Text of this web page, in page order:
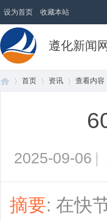
设为首页 收藏本站
遵化新闻网
首页 资讯 查看内容
2025-09-06 |
摘要: 在快